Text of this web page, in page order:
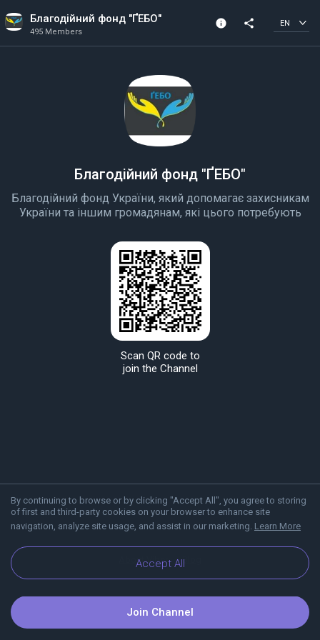
Благодійний фонд "ҐЕБО"
495 Members
info share EN
By continuing to browse or by clicking "Accept All", you agree to storing
of first and third-party cookies on your browser to enhance site
navigation, analyze site usage, and assist in our marketing. Learn More
Accept All
Благодійний фонд "ҐЕБО"
Благодійний фонд України, який допомагає захисникам
України та іншим громадянам, які цього потребують
Scan QR code to
join the Channel
About Viber Blog
Join Channel